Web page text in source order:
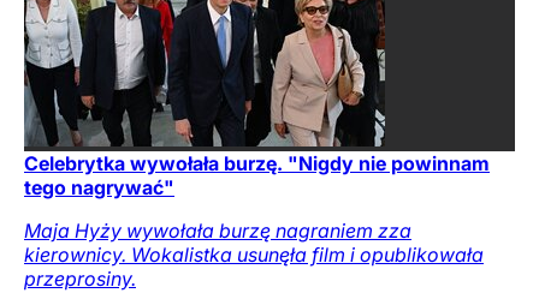
Celebrytka wywołała burzę. "Nigdy nie powinnam
tego nagrywać"
Maja Hyży wywołała burzę nagraniem zza
kierownicy. Wokalistka usunęła film i opublikowała
przeprosiny.